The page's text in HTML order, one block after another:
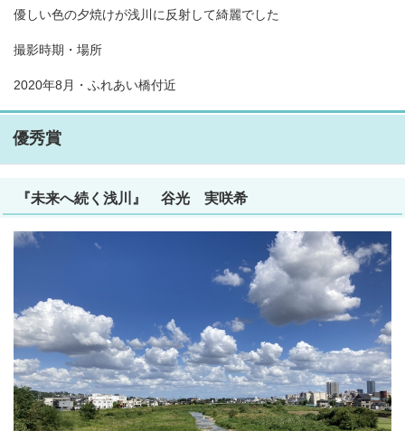
優しい色の夕焼けが浅川に反射して綺麗でした
撮影時期・場所
2020年8月・ふれあい橋付近
優秀賞
『未来へ続く浅川』 谷光 実咲希